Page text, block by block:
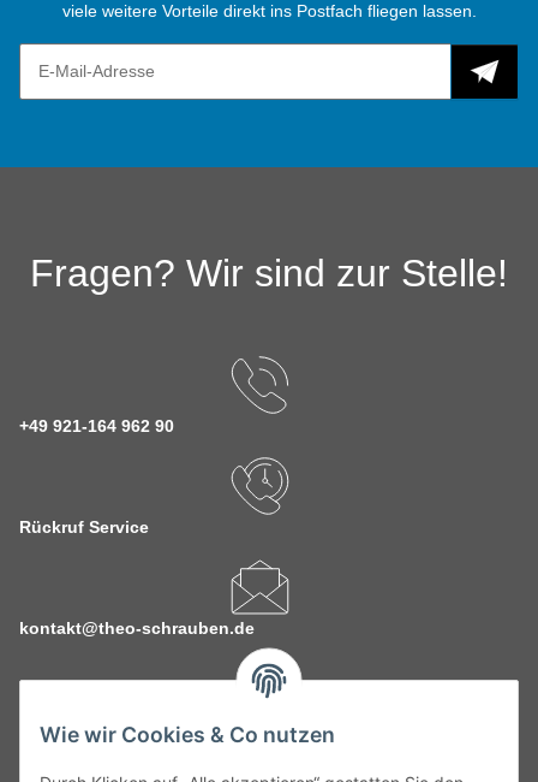
Wie wir Cookies & Co nutzen
viele weitere Vorteile direkt ins Postfach fliegen lassen.
Fragen? Wir sind zur Stelle!
+49 921-164 962 90
Rückruf Service
kontakt@theo-schrauben.de